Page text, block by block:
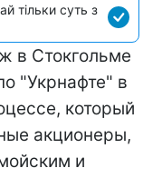
тільки суть з
в Стокгольме
"Укрнафте" в
который
акционеры,
и